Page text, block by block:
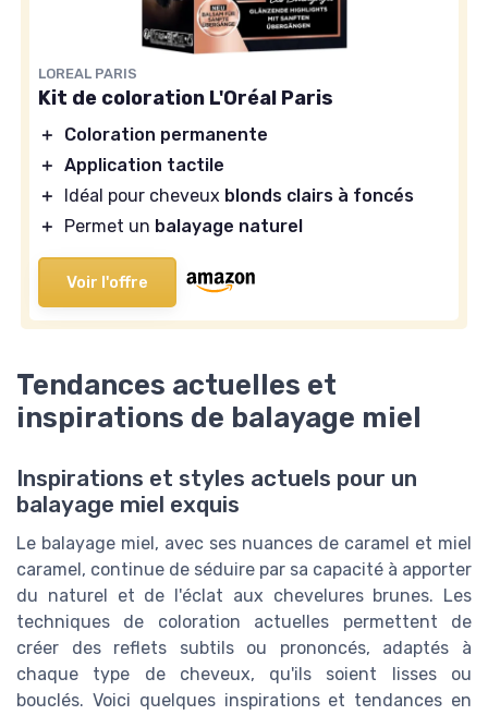
LOREAL PARIS
Kit de coloration L'Oréal Paris
＋
Coloration permanente
＋ Application tactile
＋
Idéal pour cheveux blonds clairs à foncés
＋
Permet un balayage naturel
Voir l'offre
Tendances actuelles et
inspirations de balayage miel
Inspirations et styles actuels pour un
balayage miel exquis
Le balayage miel, avec ses nuances de caramel et miel
caramel, continue de séduire par sa capacité à apporter
du naturel et de l'éclat aux chevelures brunes. Les
techniques de coloration actuelles permettent de
créer des reflets subtils ou prononcés, adaptés à
chaque type de cheveux, qu'ils soient lisses ou
bouclés. Voici quelques inspirations et tendances en